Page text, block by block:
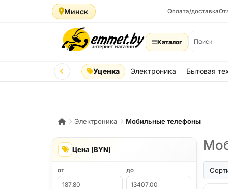
Минск Оплата/доставка
Каталог
Уценка Электроника Бытовая
Электроника Мобильные телефоны
Цена (BYN)
ОТ ДО